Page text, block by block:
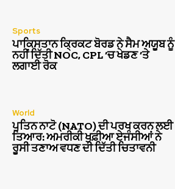
Sports
ਪਾਕਿਸਤਾਨ ਕ੍ਰਿਕਟ ਬੋਰਡ ਨੇ ਸੈਮ ਅਯੂਬ ਨੂੰ
ਨਹੀਂ ਦਿੱਤੀ NOC, CPL ‘ਚ ਖੇਡਣ ‘ਤੇ
ਲਗਾਈ ਰੋਕ
World
ਪੁਤਿਨ ਨਾਟੋ (NATO) ਦੀ ਪਰਖ ਕਰਨ ਲਈ
ਤਿਆਰ: ਅਮਰੀਕੀ ਖੁਫ਼ੀਆ ਏਜੰਸੀਆਂ ਨੇ
ਰੂਸੀ ਤਣਾਅ ਵਧਣ ਦੀ ਦਿੱਤੀ ਚਿਤਾਵਨੀ